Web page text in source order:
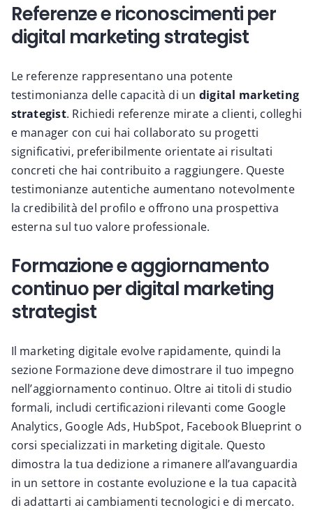
Referenze e riconoscimenti per
digital marketing strategist
Le referenze rappresentano una potente
testimonianza delle capacità di un digital marketing
strategist. Richiedi referenze mirate a clienti, colleghi
e manager con cui hai collaborato su progetti
significativi, preferibilmente orientate ai risultati
concreti che hai contribuito a raggiungere. Queste
testimonianze autentiche aumentano notevolmente
la credibilità del profilo e offrono una prospettiva
esterna sul tuo valore professionale.
Formazione e aggiornamento
continuo per digital marketing
strategist
Il marketing digitale evolve rapidamente, quindi la
sezione Formazione deve dimostrare il tuo impegno
nell’aggiornamento continuo. Oltre ai titoli di studio
formali, includi certificazioni rilevanti come Google
Analytics, Google Ads, HubSpot, Facebook Blueprint o
corsi specializzati in marketing digitale. Questo
dimostra la tua dedizione a rimanere all’avanguardia
in un settore in costante evoluzione e la tua capacità
di adattarti ai cambiamenti tecnologici e di mercato.